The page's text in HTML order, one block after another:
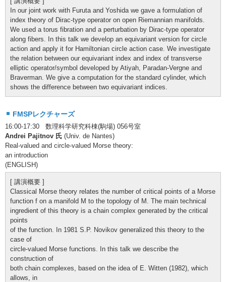
In our joint work with Furuta and Yoshida we gave a formulation of
index theory of Dirac-type operator on open Riemannian manifolds.
We used a torus fibration and a perturbation by Dirac-type operator
along fibers. In this talk we develop an equivariant version for circle
action and apply it for Hamiltonian circle action case. We investigate
the relation between our equivariant index and index of transverse
elliptic operator/symbol developed by Atiyah, Paradan-Vergne and
Braverman. We give a computation for the standard cylinder, which
shows the difference between two equivariant indices.
FMSPレクチャーズ
16:00-17:30 数理科学研究科棟(駒場) 056号室
Andrei Pajitnov 氏 (Univ. de Nantes)
Real-valued and circle-valued Morse theory:
an introduction
(ENGLISH)
[ 講演概要 ]
Classical Morse theory relates the number of critical points of a Morse
function f on a manifold M to the topology of M. The main technical
ingredient of this theory is a chain complex generated by the critical
points
of the function. In 1981 S.P. Novikov generalized this theory to the
case of
circle-valued Morse functions. In this talk we describe the
construction of
both chain complexes, based on the idea of E. Witten (1982), which
allows, in